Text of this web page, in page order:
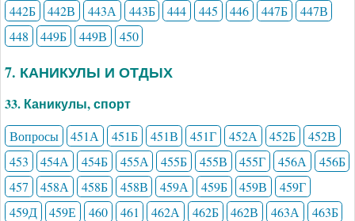
442Б
442В 443А 443Б 444 445 446 447Б
447В
448
449Б 449В 450
7. КАНИКУЛЫ И ОТДЫХ
33. Каникулы, спорт
Вопросы 451А 451Б 451В 451Г 452А 452Б
452В
453
454А 454Б 455А 455Б 455В 455Г 456А
456Б
457
458А 458Б 458В 459А 459Б 459В
459Г
459Д
459Е 460 461 462А 462Б 462В 463А
463Б